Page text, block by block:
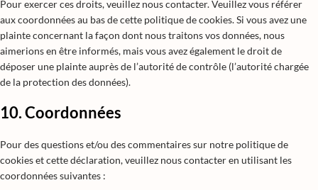
Pour exercer ces droits, veuillez nous contacter. Veuillez vous référer
aux coordonnées au bas de cette politique de cookies. Si vous avez une
plainte concernant la façon dont nous traitons vos données, nous
aimerions en être informés, mais vous avez également le droit de
déposer une plainte auprès de l’autorité de contrôle (l’autorité chargée
de la protection des données).
10. Coordonnées
Pour des questions et/ou des commentaires sur notre politique de
cookies et cette déclaration, veuillez nous contacter en utilisant les
coordonnées suivantes :